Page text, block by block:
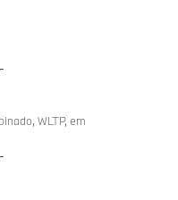
-
WLTP, em
-